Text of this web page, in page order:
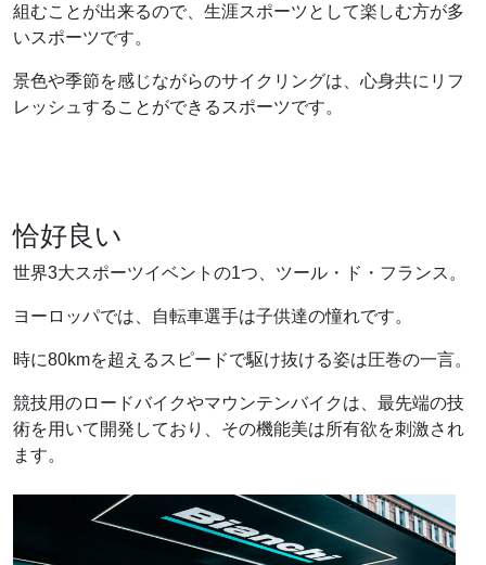
組むことが出来るので、生涯スポーツとして楽しむ方が多
いスポーツです。
景色や季節を感じながらのサイクリングは、心身共にリフ
レッシュすることができるスポーツです。
恰好良い
世界3大スポーツイベントの1つ、ツール・ド・フランス。
ヨーロッパでは、自転車選手は子供達の憧れです。
時に80kmを超えるスピードで駆け抜ける姿は圧巻の一言。
競技用のロードバイクやマウンテンバイクは、最先端の技
術を用いて開発しており、その機能美は所有欲を刺激され
ます。